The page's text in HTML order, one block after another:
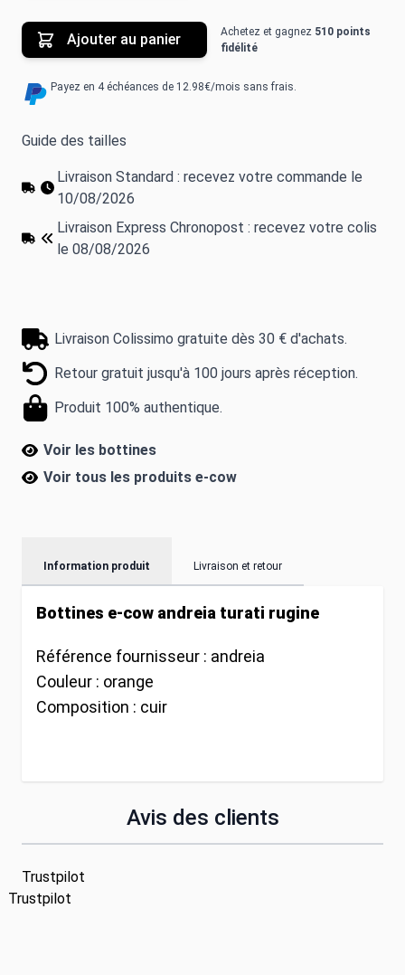
Ajouter au panier Achetez et gagnez 510 points
fidélité
Payez en 4 échéances de 12.98€/mois sans frais.
Guide des tailles
Livraison Standard : recevez votre commande le
10/08/2026
Livraison Express Chronopost : recevez votre colis
le 08/08/2026
Livraison Colissimo gratuite dès 30 € d'achats.
Retour gratuit jusqu'à 100 jours après réception.
Produit 100% authentique.
Voir les bottines
Voir tous les produits e-cow
Information produit Livraison et retour
Bottines e-cow andreia turati rugine
Référence fournisseur : andreia
Couleur : orange
Composition : cuir
Avis des clients
Trustpilot
Trustpilot